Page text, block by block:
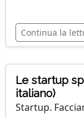
Continua la
Le startup
italiano)
Startup.